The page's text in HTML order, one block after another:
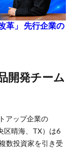
革」 先行企業の
アップ企業の
区晴海、TX）は6
数投資家を引き受